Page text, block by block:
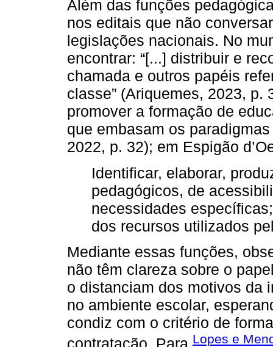
Além das funções
nos editais que não
legislações nacionais. No
encontrar: “[...] distribuir e
chamada e outros papéis
classe” (Ariquemes, 2023, p.
promover a formação de
que embasam os
2022, p. 32); em Espigão
Identificar, elaborar,
pedagógicos, de
necessidades
dos recursos utilizados
Mediante essas funções,
não têm clareza sobre o
o distanciam dos motivos da
no ambiente escolar,
condiz com o critério de
Lopes e